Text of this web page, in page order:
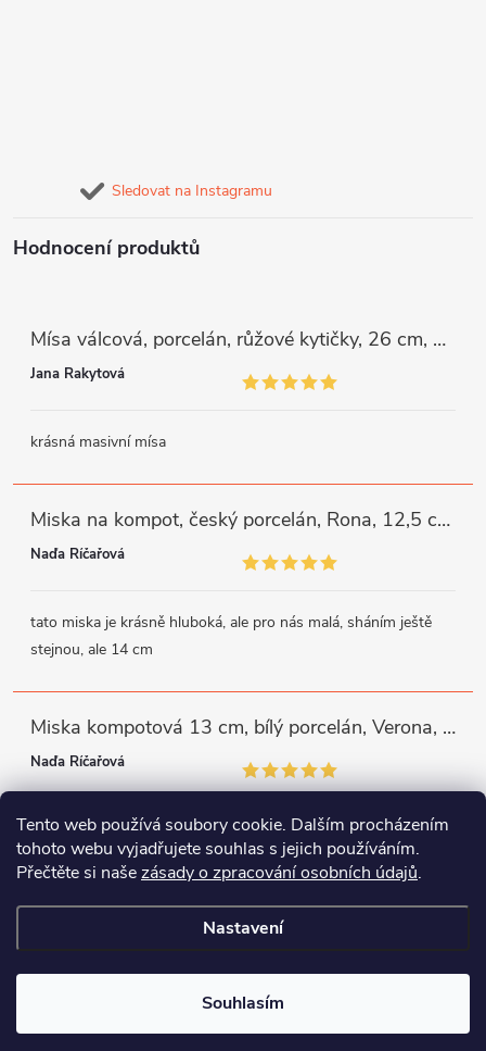
Tento web používá soubory cookie. Dalším procházením
tohoto webu vyjadřujete souhlas s jejich používáním.
Přečtěte si našezásady o zpracování osobních údajů.
Nastavení
Souhlasím
Sledovat na Instagramu
Hodnocení produktů
Mísa válcová, porcelán, růžové kytičky, 26 cm, G. Benedikt
Jana Rakytová
krásná masivní mísa
Miska na kompot, český porcelán, Rona, 12,5 cm, bílý, G. Benedikt
Naďa Říčařová
tato miska je krásně hluboká, ale pro nás malá, sháním ještě
stejnou, ale 14 cm
Miska kompotová 13 cm, bílý porcelán, Verona, G. Benedikt
Naďa Říčařová
miska je trochu mělká, ale využiji
Copyright 2026Porcelánový svět. Všechna práva vyhrazena.